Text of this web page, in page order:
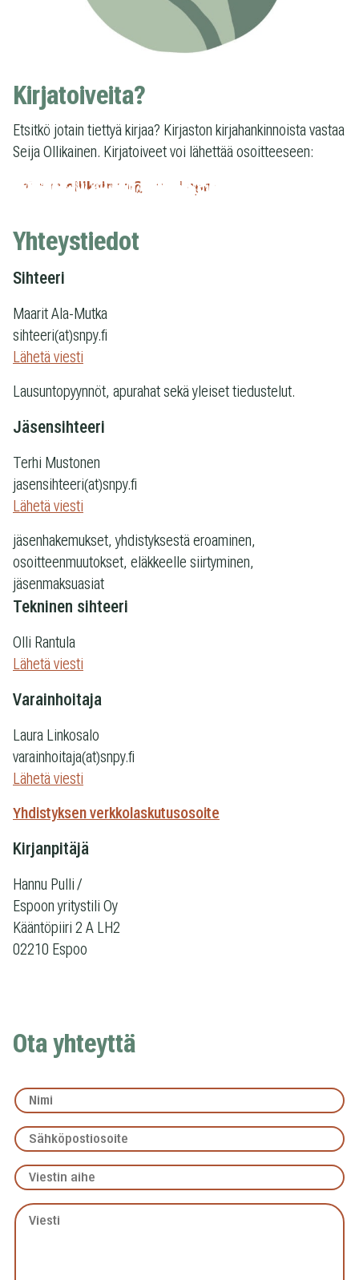
Kirjatoiveita?
Etsitkö jotain tiettyä kirjaa? Kirjaston kirjahankinnoista vastaa
Seija Ollikainen. Kirjatoiveet voi lähettää osoitteeseen:
seija.m.ollikainen@gmail.com
Yhteystiedot
Sihteeri
Maarit Ala-Mutka
sihteeri(at)snpy.fi
Lähetä viesti
Lausuntopyynnöt, apurahat sekä yleiset tiedustelut.
Jäsensihteeri
Terhi Mustonen
jasensihteeri(at)snpy.fi
Lähetä viesti
jäsenhakemukset, yhdistyksestä eroaminen,
osoitteenmuutokset, eläkkeelle siirtyminen,
jäsenmaksuasiat
Tekninen sihteeri
Olli Rantula
Lähetä viesti
Varainhoitaja
Laura Linkosalo
varainhoitaja(at)snpy.fi
Lähetä viesti
Yhdistyksen verkkolaskutusosoite
Kirjanpitäjä
Hannu Pulli /
Espoon yritystili Oy
Kääntöpiiri 2 A LH2
02210 Espoo
Ota yhteyttä
Nimi
Sähköpostiosoite
Viestin
aihe
*
Viesti